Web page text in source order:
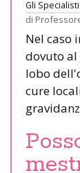
Gli
di
Nel caso
dovuto al
lobo
cure